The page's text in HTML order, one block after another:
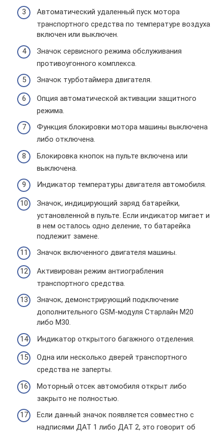
Автоматический удаленный пуск мотора
транспортного средства по температуре воздуха
включен или выключен.
Значок сервисного режима обслуживания
противоугонного комплекса.
Значок турботаймера двигателя.
Опция автоматической активации защитного
режима.
Функция блокировки мотора машины выключена
либо отключена.
Блокировка кнопок на пульте включена или
выключена.
Индикатор температуры двигателя автомобиля.
Значок, индицирующий заряд батарейки,
установленной в пульте. Если индикатор мигает и
в нем осталось одно деление, то батарейка
подлежит замене.
Значок включенного двигателя машины.
Активирован режим антиограбления
транспортного средства.
Значок, демонстрирующий подключение
дополнительного GSM-модуля Старлайн М20
либо М30.
Индикатор открытого багажного отделения.
Одна или несколько дверей транспортного
средства не заперты.
Моторный отсек автомобиля открыт либо
закрыто не полностью.
Если данный значок появляется совместно с
надписями ДАТ 1 либо ДАТ 2, это говорит об